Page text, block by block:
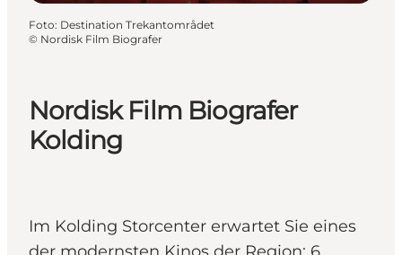
Nordisk Film Biografer
Kolding
Im Kolding Storcenter erwartet Sie eines
Foto: Destination Trekantområdet
© Nordisk Film Biografer